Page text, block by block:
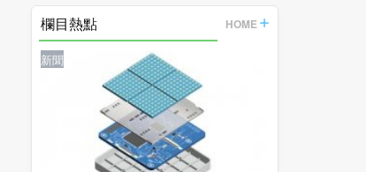
欄目熱點 HOME
新聞